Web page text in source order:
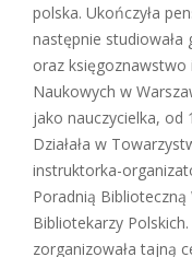
polska. Ukończyła
następnie studiowała
oraz
Naukowych w
jako nauczycielka, od
Działała w
instruktorka-
Poradnią Biblioteczną
Bibliotekarzy
zorganizowała tajną